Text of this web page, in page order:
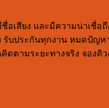
เสียง และมีความน่าเชื่อ
ประกันทุกงาน หมดปัญห
ตามระยะทางจริง จอง